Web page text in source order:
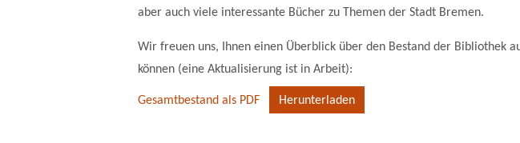
aber auch viele interessante Bücher zu Themen der Stadt Bremen.
Wir freuen uns, Ihnen einen Überblick über den Bestand der Bibliothek
können (eine Aktualisierung ist in Arbeit):
Gesamtbestand als PDF Herunterladen